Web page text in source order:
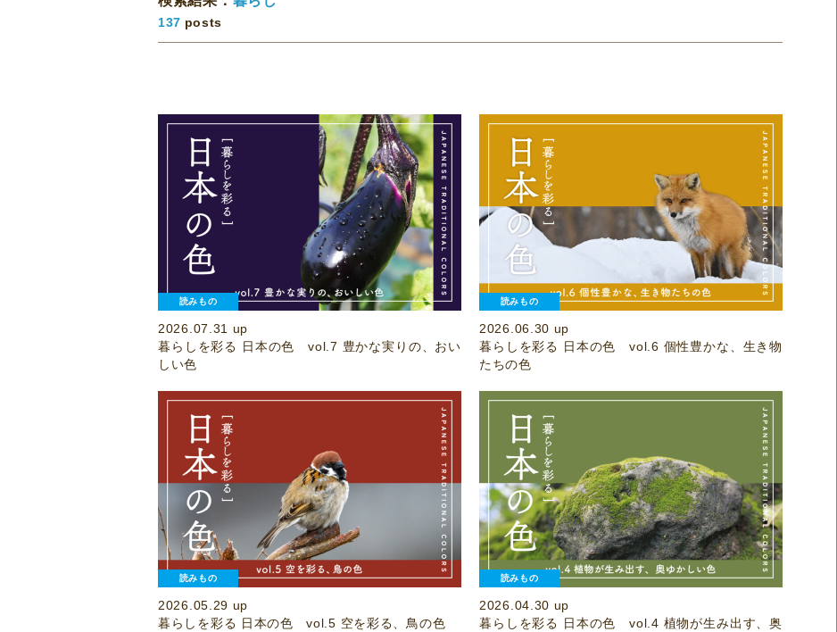
137 posts
読みもの
2026.07.31 up
暮らしを彩る 日本の色 vol.7 豊かな実りの、おい
しい色
読みもの
2026.06.30 up
暮らしを彩る 日本の色 vol.6 個性豊かな、生き物
たちの色
読みもの
2026.05.29 up
暮らしを彩る 日本の色 vol.5 空を彩る、鳥の色
読みもの
2026.04.30 up
暮らしを彩る 日本の色 vol.4 植物が生み出す、奥